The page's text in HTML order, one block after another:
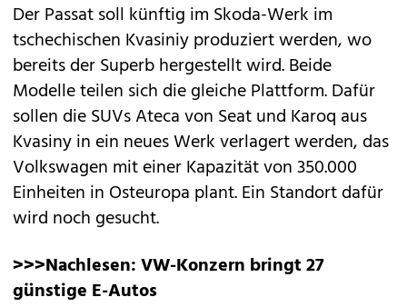
Der Passat soll künftig im Skoda-Werk im
tschechischen Kvasiniy produziert werden, wo
bereits der Superb hergestellt wird. Beide
Modelle teilen sich die gleiche Plattform. Dafür
sollen die SUVsAtecavon Seat und Karoq aus
Kvasiny in ein neues Werk verlagert werden, das
Volkswagen mit einer Kapazität von 350.000
Einheiten in Osteuropa plant. Ein Standort dafür
wird noch gesucht.
>>>Nachlesen:VW-Konzern bringt 27
günstige E-Autos